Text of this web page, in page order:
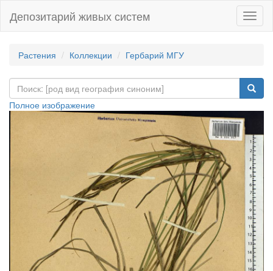
Депозитарий живых систем
Растения Коллекции Гербарий МГУ
Полное изображение